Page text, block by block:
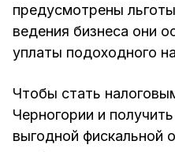
предусмотрены
ведения бизнеса они
уплаты подоходного
Чтобы стать
Черногории и
выгодной фискальной